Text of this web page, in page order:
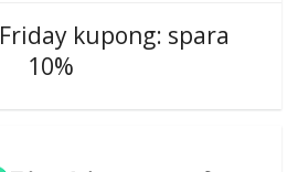
kupong: spara
10%